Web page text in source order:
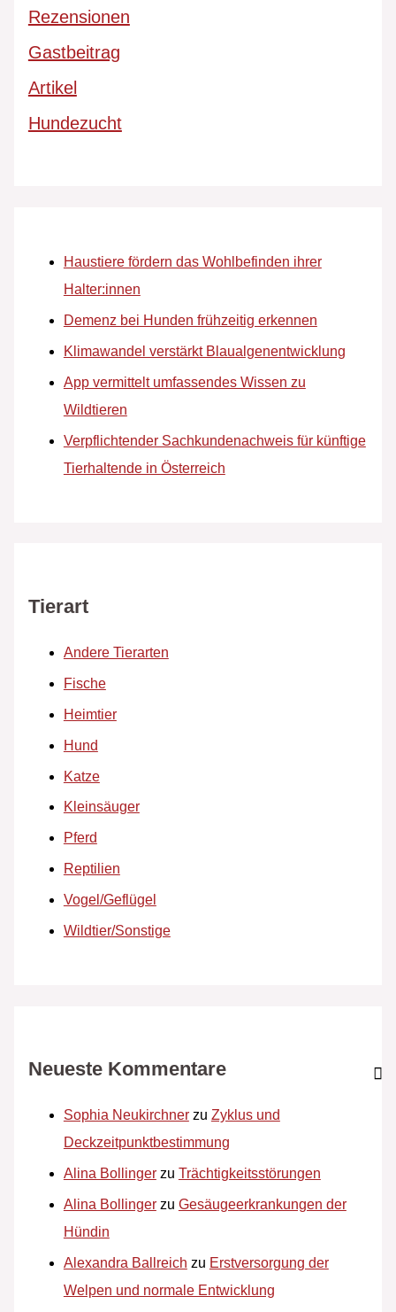
Rezensionen
Gastbeitrag
Artikel
Hundezucht
Haustiere fördern das Wohlbefinden ihrer
Halter:innen
Demenz bei Hunden frühzeitig erkennen
Klimawandel verstärkt Blaualgenentwicklung
App vermittelt umfassendes Wissen zu
Wildtieren
Verpflichtender Sachkundenachweis für künftige
Tierhaltende in Österreich
Tierart
Andere Tierarten
Fische
Heimtier
Hund
Katze
Kleinsäuger
Pferd
Reptilien
Vogel/Geflügel
Wildtier/Sonstige
Neueste Kommentare
Sophia Neukirchnerzu Zyklus und
Deckzeitpunktbestimmung
Alina Bollingerzu Trächtigkeitsstörungen
Alina Bollingerzu Gesäugeerkrankungen der
Hündin
Alexandra Ballreich zu Erstversorgung der
Welpen und normale Entwicklung